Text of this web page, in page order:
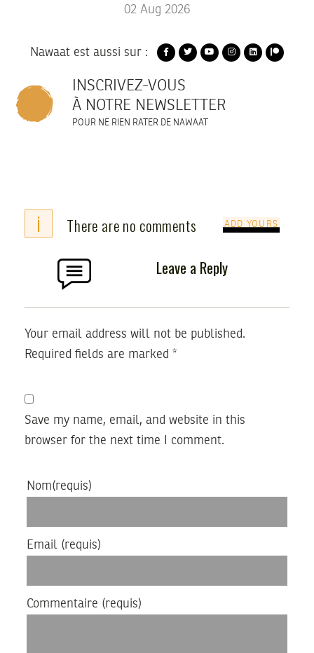
02 Aug 2026
Nawaat est aussi sur :
INSCRIVEZ-VOUS
À NOTRE NEWSLETTER
POUR NE RIEN RATER DE NAWAAT
i There are no comments ADD YOURS
Leave a Reply
Your email address will not be published.
Required fields are marked *
Save my name, email, and website in this
browser for the next time I comment.
Nom(requis)
Email (requis)
Commentaire (requis)